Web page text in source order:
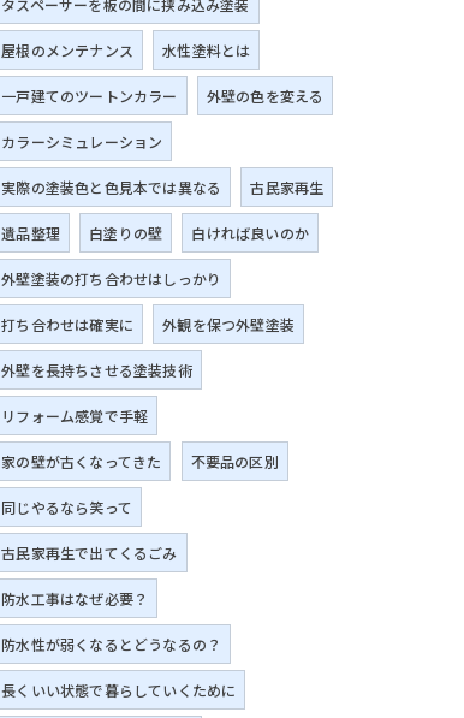
タスペーサーを板の間に挟み込み塗装
屋根のメンテナンス 水性塗料とは
一戸建てのツートンカラー 外壁の色を変える
カラーシミュレーション
実際の塗装色と色見本では異なる 古民家再生
遺品整理 白塗りの壁 白ければ良いのか
外壁塗装の打ち合わせはしっかり
打ち合わせは確実に 外観を保つ外壁塗装
外壁を長持ちさせる塗装技術
リフォーム感覚で手軽
家の壁が古くなってきた 不要品の区別
同じやるなら笑って
古民家再生で出てくるごみ
防水工事はなぜ必要？
防水性が弱くなるとどうなるの？
長くいい状態で暮らしていくために